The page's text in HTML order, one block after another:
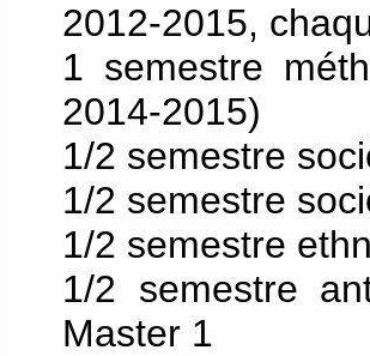
2012-2015,
1 semestre
2014-2015)
1/2 semestre
1/2 semestre
1/2 semestre
1/2 semestre
Master 1